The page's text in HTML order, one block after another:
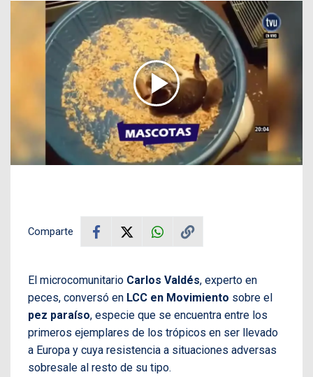
Comparte
El microcomunitario Carlos Valdés, experto en
peces, conversó en LCC en Movimiento sobre el
pez paraíso, especie que se encuentra entre los
primeros ejemplares de los trópicos en ser llevado
a Europa y cuya resistencia a situaciones adversas
sobresale al resto de su tipo.